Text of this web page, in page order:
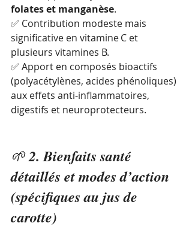
folates et manganèse.
✅ Contribution modeste mais
significative en vitamine C et
plusieurs vitamines B.
✅ Apport en composés bioactifs
(polyacétylènes, acides phénoliques)
aux effets anti-inflammatoires,
digestifs et neuroprotecteurs.
🌱 2. Bienfaits santé
détaillés et modes d’action
(spécifiques au jus de
carotte)